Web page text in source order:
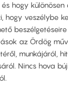
hogy
hogy veszélybe
az Ördög
munkájáról,
Nincs hova